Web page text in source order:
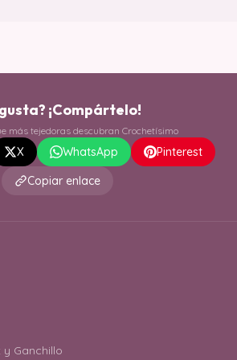
¡Compártelo!
más tejedoras descubran Crochetísimo
X WhatsApp
Pinterest
Copiar enlace
Ganchillo